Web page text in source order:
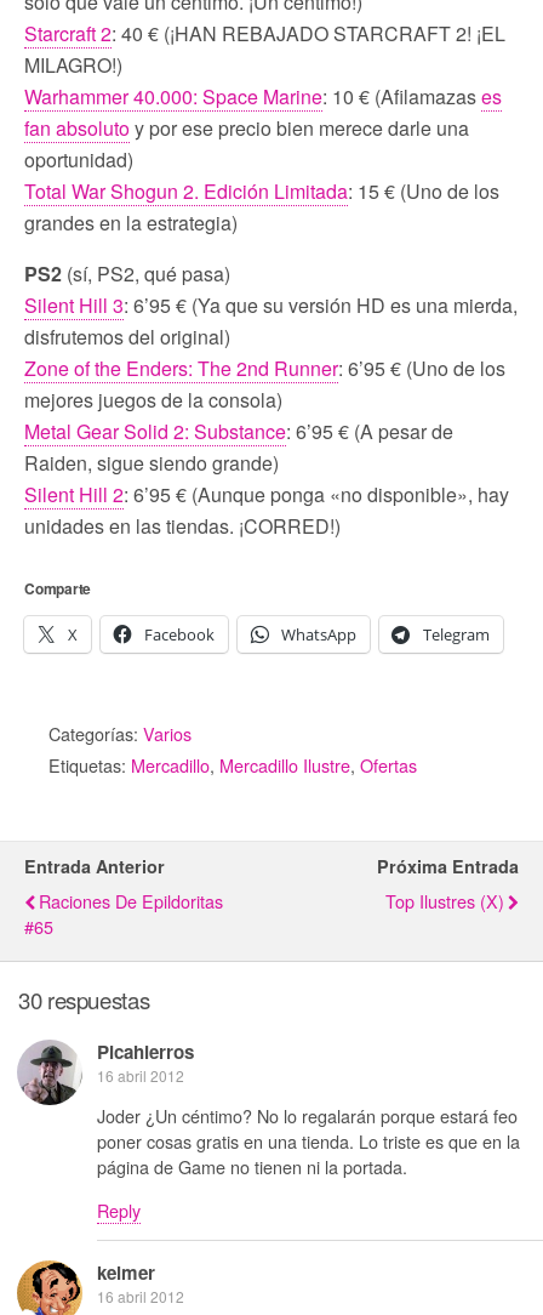
Starcraft 2: 40 € (¡HAN REBAJADO STARCRAFT 2! ¡EL
MILAGRO!)
Warhammer 40.000: Space Marine: 10 € (Afilamazases
fan absolutoy por ese precio bien merece darle una
oportunidad)
Total War Shogun 2. Edición Limitada: 15 € (Uno de los
grandes en la estrategia)
PS2 (sí, PS2, qué pasa)
Silent Hill 3: 6’95 € (Ya que su versión HD es una mierda,
disfrutemos del original)
Zone of the Enders: The 2nd Runner: 6’95 € (Uno de los
mejores juegos de la consola)
Metal Gear Solid 2: Substance: 6’95 € (A pesar de
Raiden, sigue siendo grande)
Silent Hill 2: 6’95 € (Aunque ponga «no disponible», hay
unidades en las tiendas. ¡CORRED!)
Comparte
X Facebook WhatsApp Telegram
Categorías: Varios
Etiquetas: Mercadillo, Mercadillo Ilustre, Ofertas
Entrada Anterior
Raciones De Epildoritas
#65
Próxima Entrada
Top Ilustres (X)
30 respuestas
Picahierros
16 abril 2012
Joder ¿Un céntimo? No lo regalarán porque estará feo
poner cosas gratis en una tienda. Lo triste es que en la
página de Game no tienen ni la portada.
Reply
kelmer
16 abril 2012